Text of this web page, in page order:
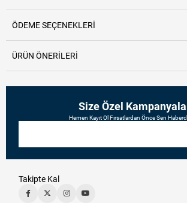
ÖDEME SEÇENEKLERI
ÜRÜN ÖNERILERI
Size Özel
Hemen Kayıt Ol Fırsatlardan Önce Sen
Takipte Kal